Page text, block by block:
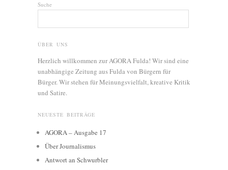
Suche
ÜBER UNS
Herzlich willkommen zur AGORA Fulda! Wir sind eine
unabhängige Zeitung aus Fulda von Bürgern für
Bürger. Wir stehen für Meinungsvielfalt, kreative Kritik
und Satire.
NEUESTE BEITRÄGE
AGORA – Ausgabe 17
Über Journalismus
Antwort an Schwurbler